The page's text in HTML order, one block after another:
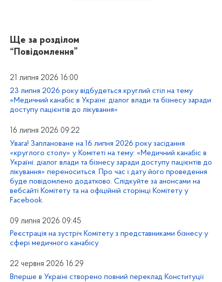
Ще за розділом
“Повідомлення”
21 липня 2026 16:00
23 липня 2026 року відбудеться круглий стіл на тему
«Медичний канабіс в Україні: діалог влади та бізнесу заради
доступу пацієнтів до лікування»
16 липня 2026 09:22
Увага! Заплановане на 16 липня 2026 року засідання
«круглого столу» у Комітеті на тему: «Медичний канабіс в
Україні: діалог влади та бізнесу заради доступу пацієнтів до
лікування» переноситься. Про час і дату його проведення
буде повідомлено додатково. Слідкуйте за анонсами на
вебсайті Комітету та на офіційній сторінці Комітету у
Facebook.
09 липня 2026 09:45
Реєстрація на зустріч Комітету з представниками бізнесу у
сфері медичного канабісу
22 червня 2026 16:29
Вперше в Україні створено повний переклад Конституції